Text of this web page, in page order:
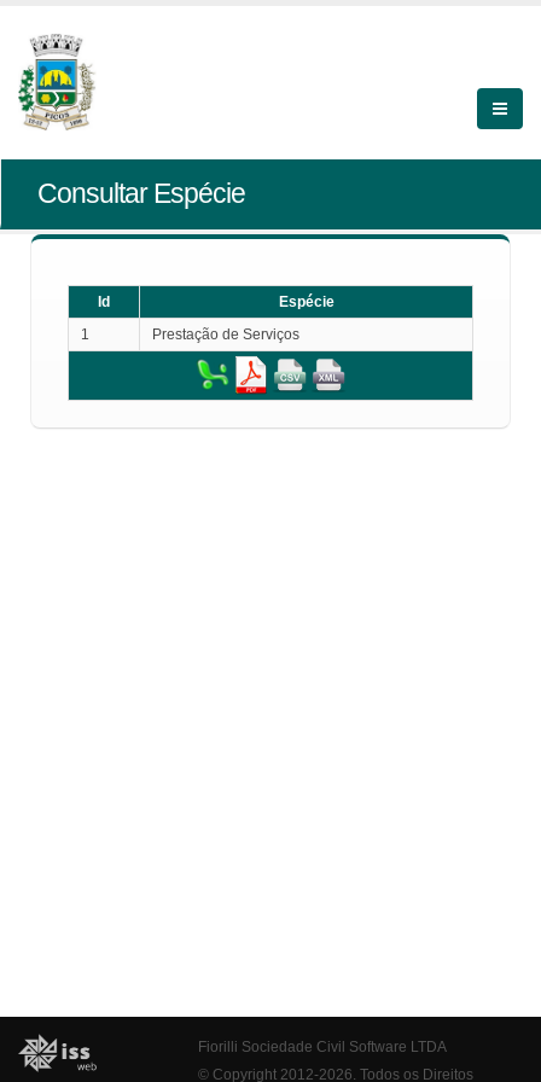
Consultar Espécie
Id
Espécie
1
Prestação de Serviços
Fiorilli Sociedade Civil Software LTDA
© Copyright 2012-2026. Todos os Direitos